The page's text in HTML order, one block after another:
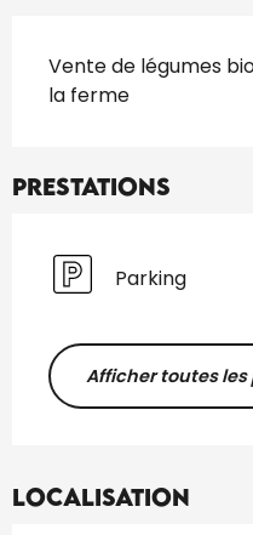
Vente de légumes
la ferme
Prestations
Parking
Afficher toutes
Localisation